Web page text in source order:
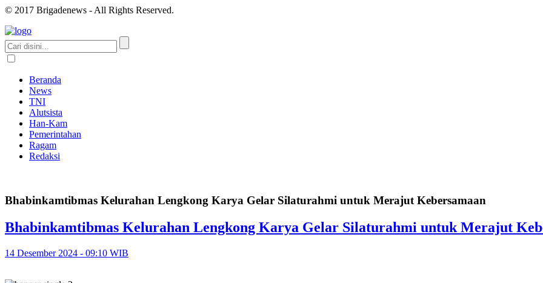
© 2017 Brigadenews - All Rights Reserved.
Beranda
News
TNI
Alutsista
Han-Kam
Pemerintahan
Ragam
Redaksi
Bhabinkamtibmas Kelurahan Lengkong Karya Gelar Silaturahmi untuk Merajut Kebersamaan
Bhabinkamtibmas Kelurahan Lengkong Karya Gelar Silaturahmi untuk Merajut
14 Desember 2024 - 09:10 WIB